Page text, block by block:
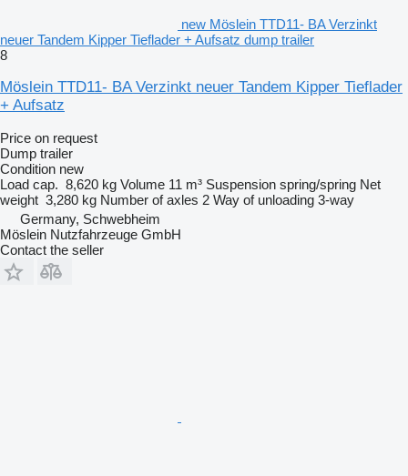
new Möslein TTD11- BA Verzinkt
neuer Tandem Kipper Tieflader + Aufsatz dump trailer
8
Möslein TTD11- BA Verzinkt neuer Tandem Kipper Tieflader
+ Aufsatz
Price on request
Dump trailer
Condition new
Load cap. 8,620 kg Volume 11 m³ Suspension spring/spring Net
weight 3,280 kg Number of axles 2 Way of unloading 3-way
Germany, Schwebheim
Möslein Nutzfahrzeuge GmbH
Contact the seller